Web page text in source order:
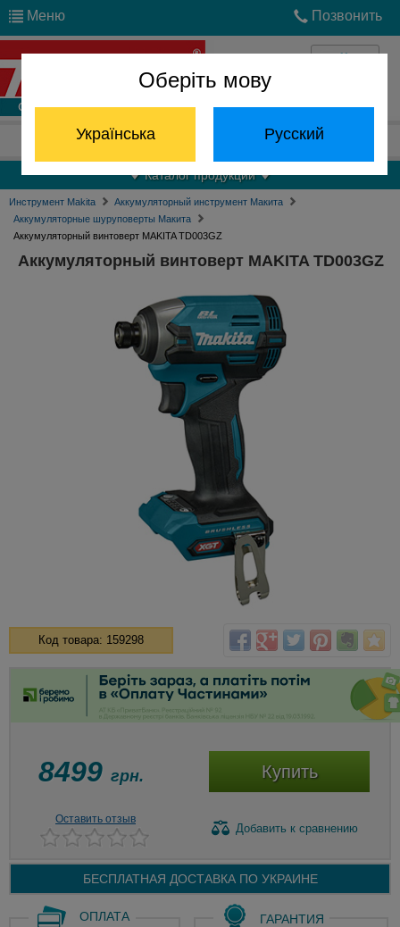
Оберіть мову
Українська Русский
Меню Позвонить
Войти
Отдел запчастей: (068) 824-24-24
Каталог продукции
Инструмент Makita
Аккумуляторный инструмент Макита
Аккумуляторные шуруповерты Макита
Аккумуляторный винтоверт MAKITA TD003GZ
Аккумуляторный винтоверт MAKITA TD003GZ
Код товара: 159298
8499 грн. Купить
Оставить отзыв
Добавить к сравнению
БЕСПЛАТНАЯ ДОСТАВКА ПО УКРАИНЕ
ОПЛАТА ГАРАНТИЯ